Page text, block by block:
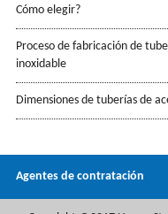
Cómo elegir?
Proceso de fabricación de
inoxidable
Dimensiones de tuberías de
Agentes de contratación